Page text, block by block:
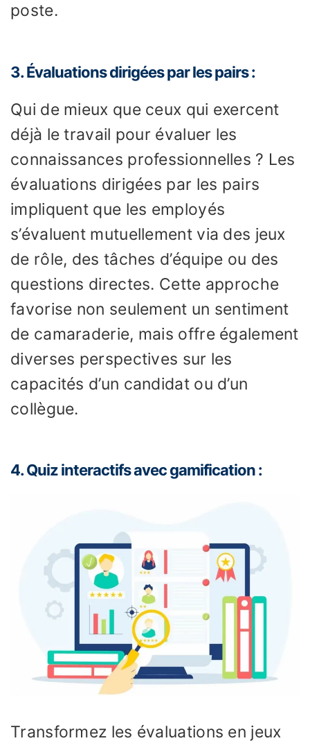
poste.
3. Évaluations dirigées par les pairs :
Qui de mieux que ceux qui exercent
déjà le travail pour évaluer les
connaissances professionnelles ? Les
évaluations dirigées par les pairs
impliquent que les employés
s’évaluent mutuellement via des jeux
de rôle, des tâches d’équipe ou des
questions directes. Cette approche
favorise non seulement un sentiment
de camaraderie, mais offre également
diverses perspectives sur les
capacités d’un candidat ou d’un
collègue.
4. Quiz interactifs avec gamification :
Transformez les évaluations en jeux